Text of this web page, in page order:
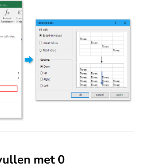
met 0